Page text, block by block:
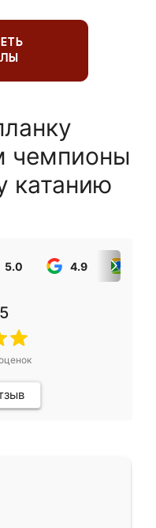
чемпионы
катанию
5.0 4.9